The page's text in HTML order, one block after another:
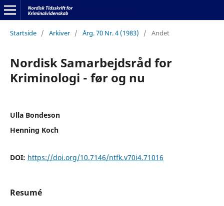
Startside / Arkiver / Årg. 70 Nr. 4 (1983) / Andet
Nordisk Samarbejdsråd for
Kriminologi - før og nu
Ulla Bondeson
Henning Koch
DOI: https://doi.org/10.7146/ntfk.v70i4.71016
Resumé